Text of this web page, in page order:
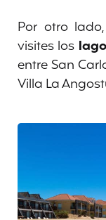
Por otro
visites los
entre San
Villa La